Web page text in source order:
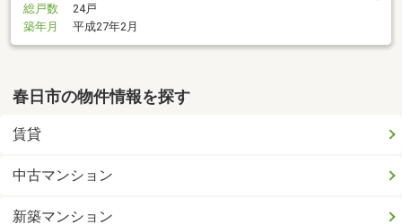
総戸数
24戸
築年月
平成27年2月
春日市の物件情報を探す
賃貸
中古マンション
新築マンション